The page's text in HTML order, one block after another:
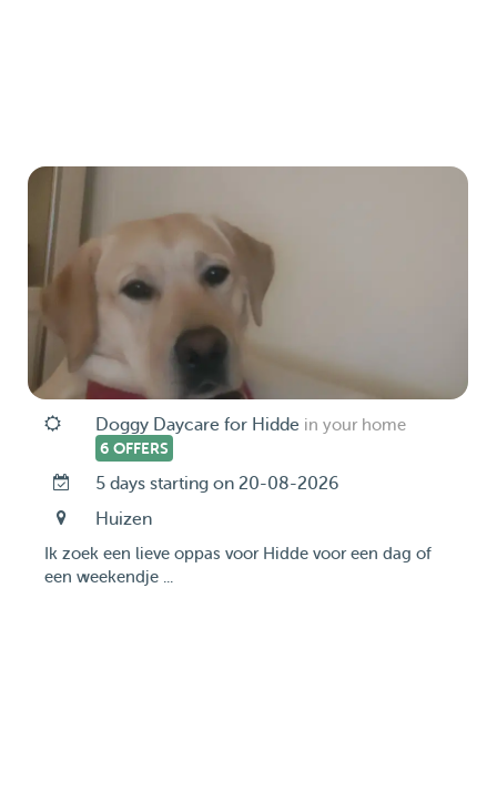
Doggy Daycare for Hidde in your home
6 OFFERS
5 days starting on 20-08-2026
Huizen
Ik zoek een lieve oppas voor Hidde voor een dag of
een weekendje ...